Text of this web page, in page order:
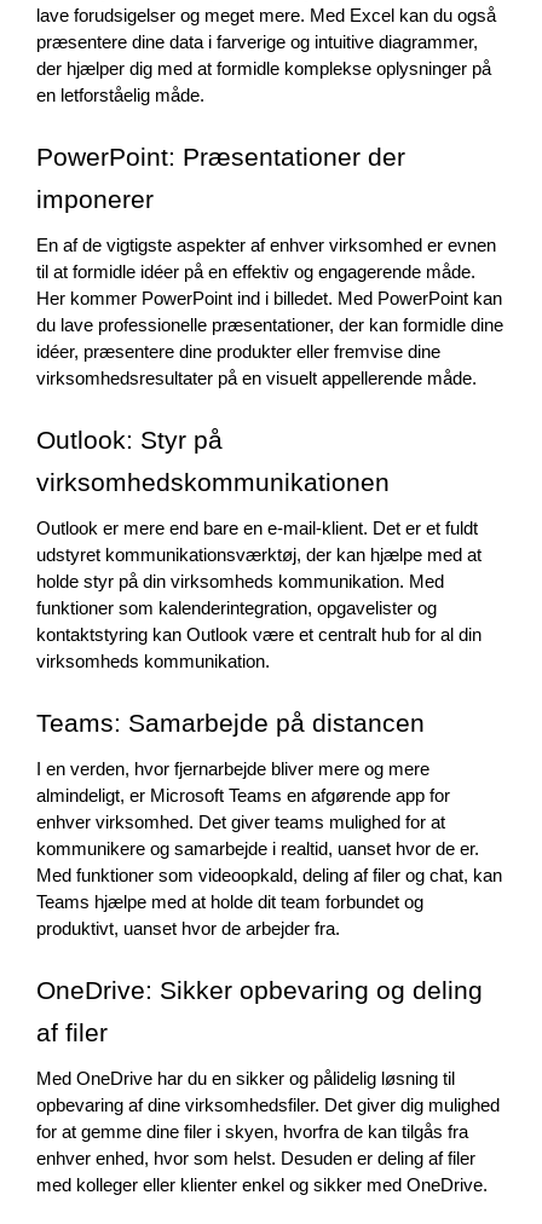
lave forudsigelser og meget mere. Med Excel kan du også
præsentere dine data i farverige og intuitive diagrammer,
der hjælper dig med at formidle komplekse oplysninger på
en letforståelig måde.
PowerPoint: Præsentationer der
imponerer
En af de vigtigste aspekter af enhver virksomhed er evnen
til at formidle idéer på en effektiv og engagerende måde.
Her kommer PowerPoint ind i billedet. Med PowerPoint kan
du lave professionelle præsentationer, der kan formidle dine
idéer, præsentere dine produkter eller fremvise dine
virksomhedsresultater på en visuelt appellerende måde.
Outlook: Styr på
virksomhedskommunikationen
Outlook er mere end bare en e-mail-klient. Det er et fuldt
udstyret kommunikationsværktøj, der kan hjælpe med at
holde styr på din virksomheds kommunikation. Med
funktioner som kalenderintegration, opgavelister og
kontaktstyring kan Outlook være et centralt hub for al din
virksomheds kommunikation.
Teams: Samarbejde på distancen
I en verden, hvor fjernarbejde bliver mere og mere
almindeligt, er Microsoft Teams en afgørende app for
enhver virksomhed. Det giver teams mulighed for at
kommunikere og samarbejde i realtid, uanset hvor de er.
Med funktioner som videoopkald, deling af filer og chat, kan
Teams hjælpe med at holde dit team forbundet og
produktivt, uanset hvor de arbejder fra.
OneDrive: Sikker opbevaring og deling
af filer
Med OneDrive har du en sikker og pålidelig løsning til
opbevaring af dine virksomhedsfiler. Det giver dig mulighed
for at gemme dine filer i skyen, hvorfra de kan tilgås fra
enhver enhed, hvor som helst. Desuden er deling af filer
med kolleger eller klienter enkel og sikker med OneDrive.